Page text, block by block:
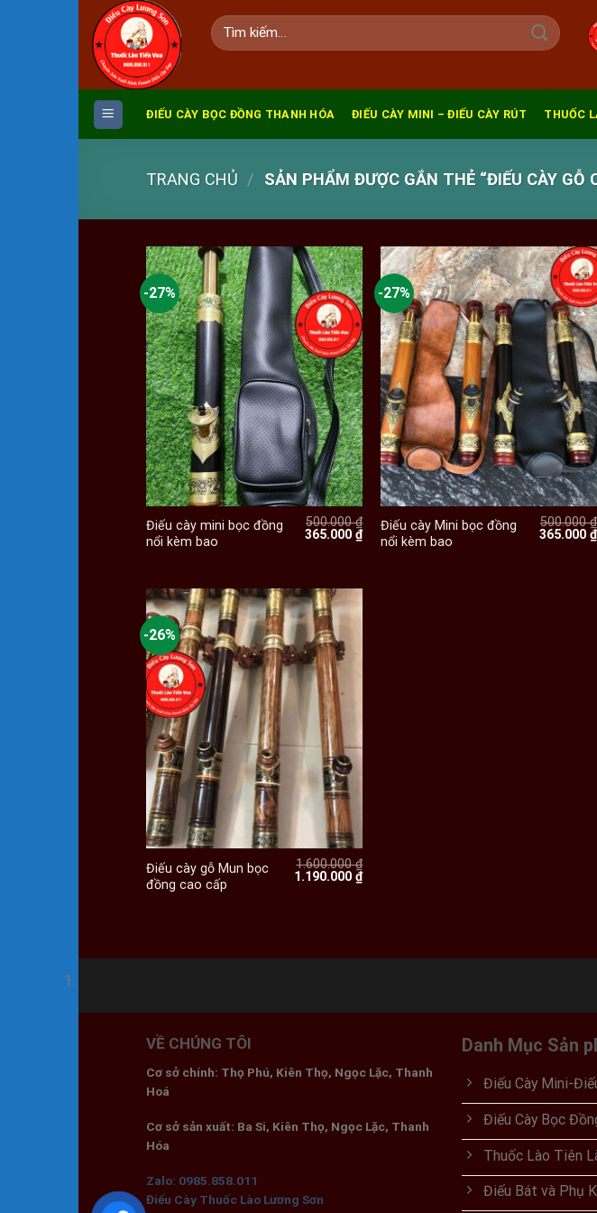
Skip
content
Tìm
kiếm:
ĐIẾU CÀY BỌC ĐỒNG THANH HÓA ĐIẾU CÀY MINI – ĐIẾU CÀY RÚT THUỐC
TRANG CHỦ / SẢN PHẨM ĐƯỢC GẮN THẺ “ĐIẾU CÀY GỖ
-27%
+
Điếu cày mini bọc đồng
nổi kèm bao
500.000₫
Giá
365.000₫Giá
hiện
-27%
+
Điếu cày Mini bọc đồng
nổi kèm bao
500.000₫
Giá
365.000₫
-26%
+
Điếu cày gỗ Mun bọc
đồng cao cấp
1.600.000₫
Giá
1.190.000₫Giá
hiện
VỀ CHÚNG TÔI
Cơ sở chính: Thọ Phú, Kiên Thọ, Ngọc Lặc, Thanh
Hoá
Cơ sở sản xuất: Ba Si, Kiên Thọ, Ngọc Lặc, Thanh
Hóa
Zalo: 0985.858.011
Điếu Cày Thuốc Lào Lương Sơn
Danh Mục Sản
Điếu Cày Mini-
Điếu Cày Bọc
Thuốc Lào Tiên
Điếu Bát và Phụ